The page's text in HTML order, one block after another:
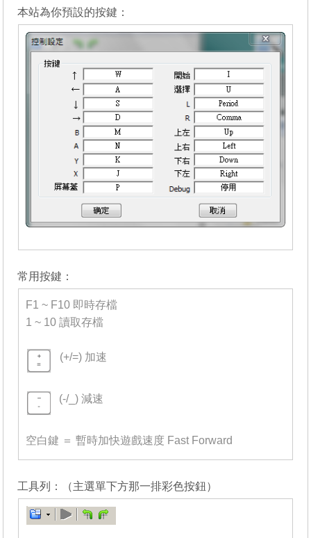
本站為你預設的按鍵：
常用按鍵：
F1 ~ F10 即時存檔
1 ~ 10 讀取存檔
(+/=) 加速
(-/_) 減速
空白鍵 ＝ 暫時加快遊戲速度 Fast Forward
工具列：（主選單下方那一排彩色按鈕）